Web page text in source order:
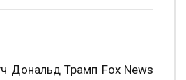
Дональд Трамп Fox News